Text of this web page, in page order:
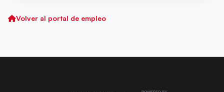
Volver al portal de empleo